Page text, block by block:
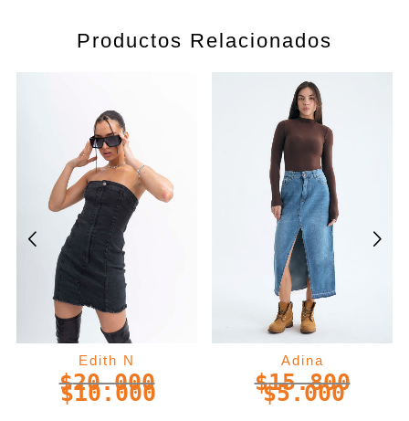
Productos Relacionados
Edith N
$20.000
$10.000
Adina
$15.800
$5.000